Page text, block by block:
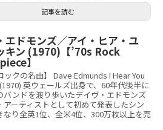
記事を読む
エドモンズ／アイ・ヒア・ユ
キン (1970)【’70s Rock
】
ックの名曲】 Dave Edmunds I Hear You
英ウェールズ出身で、60年代後半に
バンドを渡り歩いたデイヴ・エドモンズ
アーティストとして初めて発表したシン
なり全英1位、全米4位、300万枚以上を売